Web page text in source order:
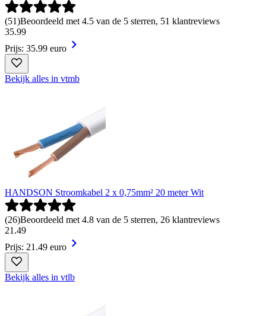
(51)Beoordeeld met 4.5 van de 5 sterren, 51 klantreviews
35.99
Prijs: 35.99 euro
Bekijk alles in vtmb
HANDSON Stroomkabel 2 x 0,75mm² 20 meter Wit
(26)Beoordeeld met 4.8 van de 5 sterren, 26 klantreviews
21 .49
Prijs: 21.49 euro
Bekijk alles in vtlb